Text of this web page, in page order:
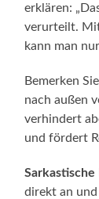
erklären:
verurteilt. Mit
kann man
Bemerken
nach außen
verhindert
und fördert
Sarkastische
direkt an